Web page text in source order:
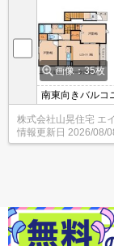
画像：35枚
南東向きバルコ
パーへ310m。
テレビを見なが
Ｖインターホン
室内洗濯機置場
株式会社山晃住宅 エ
情報更新日 2026/08/